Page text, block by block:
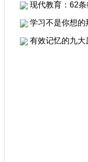
现代教育：62
学习不是你想
有效记忆的九大